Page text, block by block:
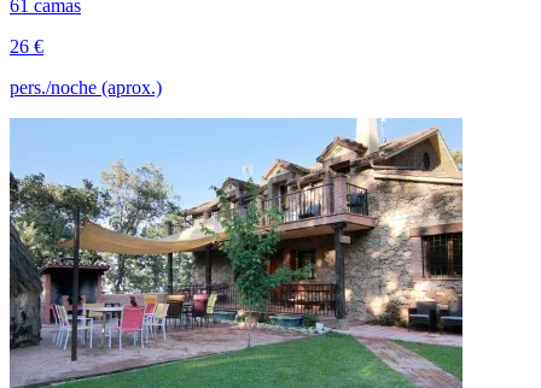
61 camas
26 €
pers./noche (aprox.)